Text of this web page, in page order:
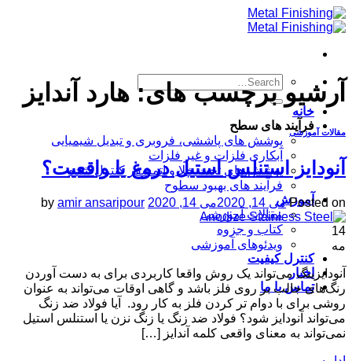
Skip
to
خانه
فرآیند های سطح
پوشش های پاششی، فروبری و تبدیل شیمیایی
آبکاری فلزات و غیر فلزات
پوشش های تحت خلا و اتمسفر کنترل شده
فرآیند های بهبود سطوح
آموزش
مقالات آموزشی
کتاب و جزوه
ویدئوهای آموزشی
کنترل کیفیت
اخبار
تماس با ما
آرشیو برچسب های: هارد آندایز
مقالات آموزشی
آنودایز استنلس استیل دروغ یا واقعیت؟
Posted on می 14, 2020 می 14, 2020 by amir ansaripour
14
مه
آنودایزینگ می‌تواند یک روش واقعا کاربردی برای به دست آوردن
رنگ‌های جالب بر روی فلز باشد و گاهی اوقات می‌تواند به عنوان
روشی برای با دوام تر کردن فلز به کار رود. ​ آیا فولاد ضد زنگ
می‌تواند آنودایز شود؟ فولاد ضد زنگ یا زنگ نزن یا استنلس استیل
نمی‌تواند به معنای واقعی کلمه آندایز […]